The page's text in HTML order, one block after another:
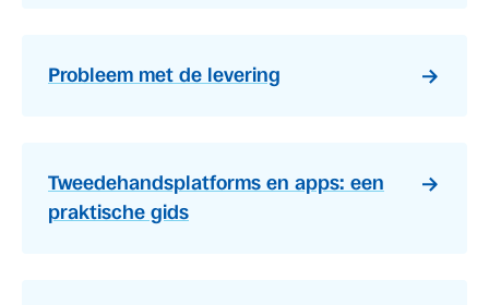
Probleem met de levering
Tweedehandsplatforms en apps: een
praktische gids